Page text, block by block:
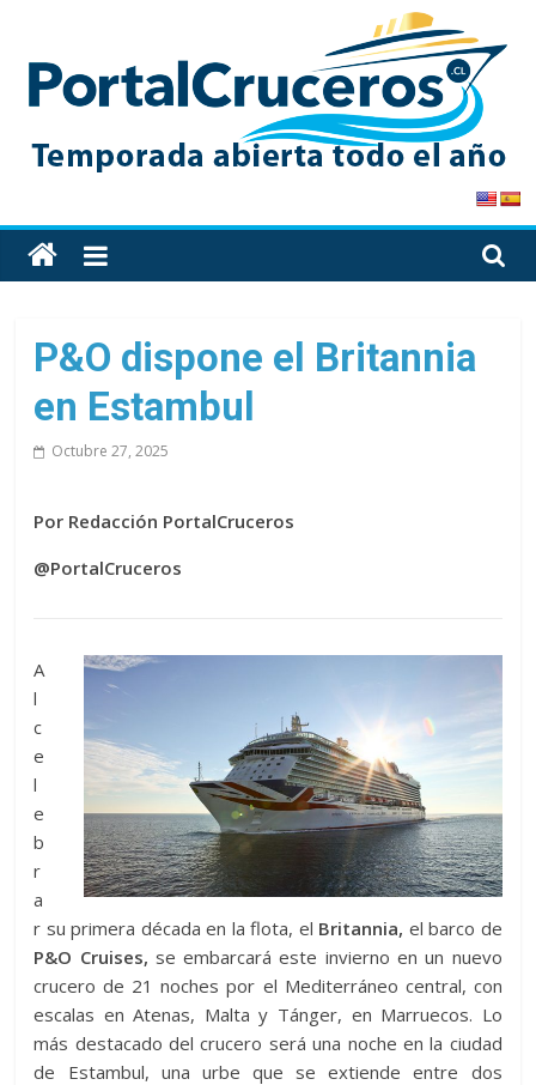
content
PortalCruceros
Toda
la
de
cruceros
en
solo
P&O dispone el Britannia
en Estambul
Octubre 27, 2025
Por Redacción PortalCruceros
@PortalCruceros
A
l
c
e
l
e
b
r
a
r su primera década en la flota, el Britannia, el barco de
P&O Cruises, se embarcará este invierno en un nuevo
crucero de 21 noches por el Mediterráneo central, con
escalas en Atenas, Malta y Tánger, en Marruecos. Lo
más destacado del crucero será una noche en la ciudad
de Estambul, una urbe que se extiende entre dos